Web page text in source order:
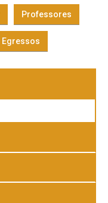
Professores
Egressos